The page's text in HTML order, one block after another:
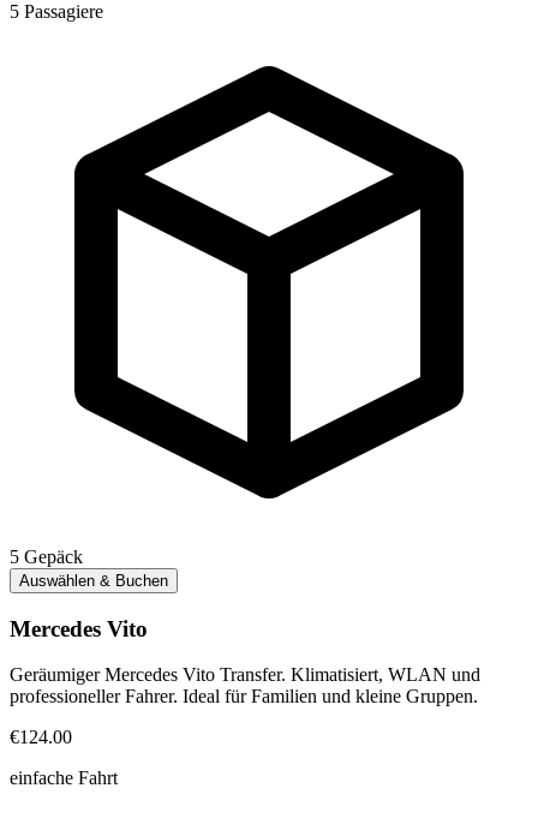
5 Passagiere
5 Gepäck
Auswählen & Buchen
Mercedes Vito
Geräumiger Mercedes Vito Transfer. Klimatisiert, WLAN und
professioneller Fahrer. Ideal für Familien und kleine Gruppen.
€124.00
einfache Fahrt